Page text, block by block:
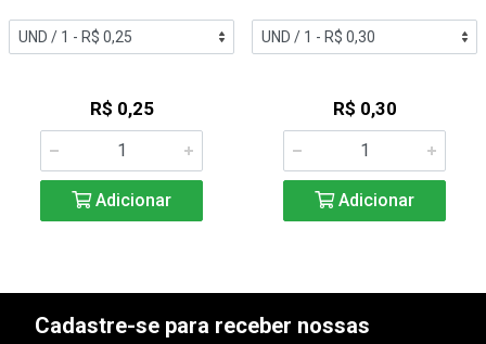
R$ 0,25
Adicionar
R$ 0,30
Adicionar
Cadastre-se para receber nossas